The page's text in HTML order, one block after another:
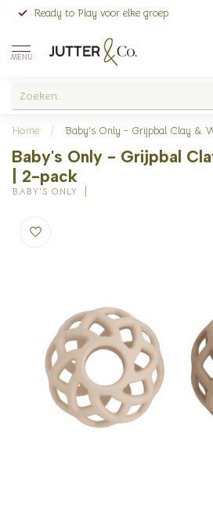
Ready to Play voor elke groep
MENU
Home / Baby's Only - Grijpbal Clay &
Baby's Only - Grijpbal
| 2-pack
BABY'S ONLY